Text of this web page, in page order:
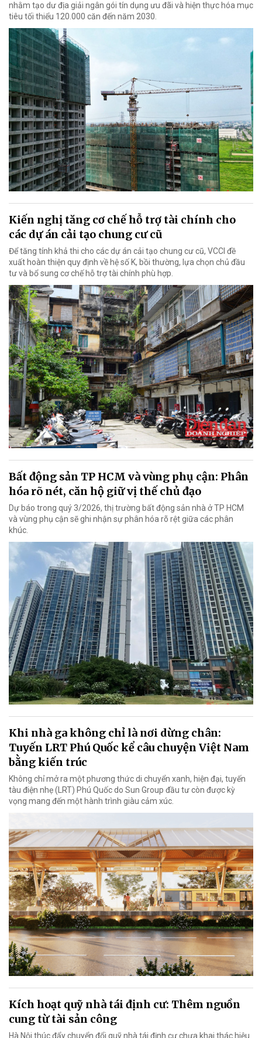
nhằm tạo dư địa giải ngân gói tín dụng ưu đãi và hiện thực hóa mục
tiêu tối thiểu 120.000 căn đến năm 2030.
Kiến nghị tăng cơ chế hỗ trợ tài chính cho
các dự án cải tạo chung cư cũ
Để tăng tính khả thi cho các dự án cải tạo chung cư cũ, VCCI đề
xuất hoàn thiện quy định về hệ số K, bồi thường, lựa chọn chủ đầu
tư và bổ sung cơ chế hỗ trợ tài chính phù hợp.
Bất động sản TP HCM và vùng phụ cận: Phân
hóa rõ nét, căn hộ giữ vị thế chủ đạo
Dự báo trong quý 3/2026, thị trường bất động sản nhà ở TP HCM
và vùng phụ cận sẽ ghi nhận sự phân hóa rõ rệt giữa các phân
khúc.
Khi nhà ga không chỉ là nơi dừng chân:
Tuyến LRT Phú Quốc kể câu chuyện Việt Nam
bằng kiến trúc
Không chỉ mở ra một phương thức di chuyển xanh, hiện đại, tuyến
tàu điện nhẹ (LRT) Phú Quốc do Sun Group đầu tư còn được kỳ
vọng mang đến một hành trình giàu cảm xúc.
Kích hoạt quỹ nhà tái định cư: Thêm nguồn
cung từ tài sản công
Hà Nội thúc đẩy chuyển đổi quỹ nhà tái định cư chưa khai thác hiệu